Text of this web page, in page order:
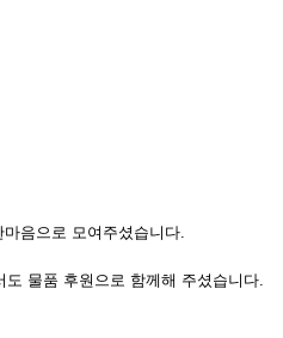
음으로 모여주셨습니다.
도 물품 후원으로 함께해 주셨습니다.